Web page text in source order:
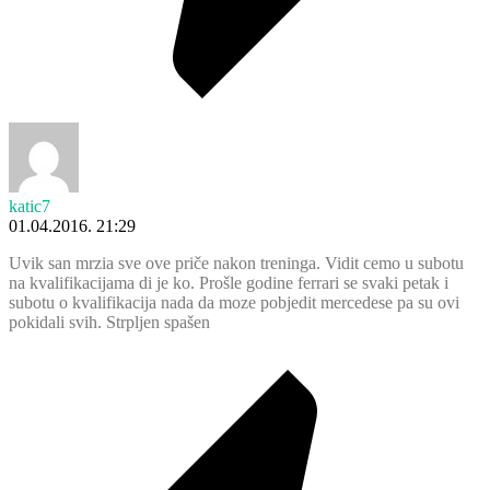
katic7
01.04.2016. 21:29
Uvik san mrzia sve ove priče nakon treninga. Vidit cemo u subotu
na kvalifikacijama di je ko. Prošle godine ferrari se svaki petak i
subotu o kvalifikacija nada da moze pobjedit mercedese pa su ovi
pokidali svih. Strpljen spašen